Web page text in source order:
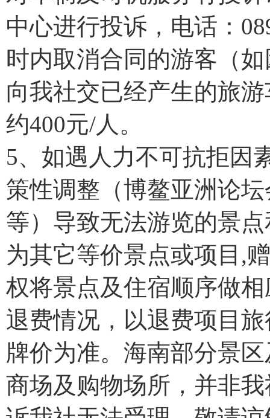
中心进行投诉，电话：
时内取消合同的游客（
向我社交已经产生的旅
约400元/人。
5、如遇人力不可抗拒因
策性调整（博鳌亚洲论
等）导致无法游览的景
为其它等价景点或项目,
权将景点及住宿顺序做
退费情况，以退费项目
牌价为准。海南部分景
商场及购物场所，并非